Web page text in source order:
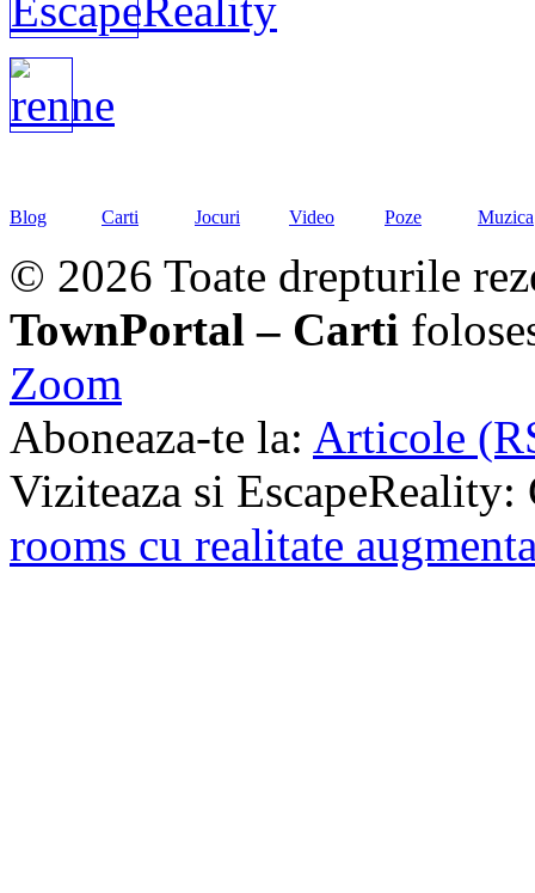
Blog Carti Jocuri Video Poze Muzica
© 2026 Toate drepturile
TownPortal – Carti
Zoom
Aboneaza-te la: Articole
Viziteaza si
rooms cu realitate